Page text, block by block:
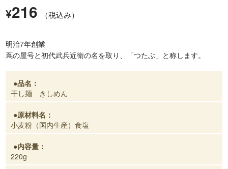
¥216 （税込み）
明治7年創業
蔦の屋号と初代武兵近衛の名を取り、「つたぶ」と称します。
品名：
干し麺 きしめん
原材料名：
小麦粉（国内生産）食塩
内容量：
220g